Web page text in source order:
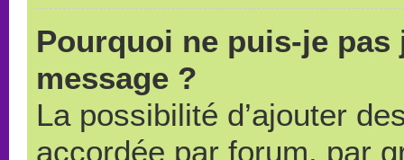
Pourquoi ne puis-je
message ?
La possibilité d’ajouter
accordée par forum, par